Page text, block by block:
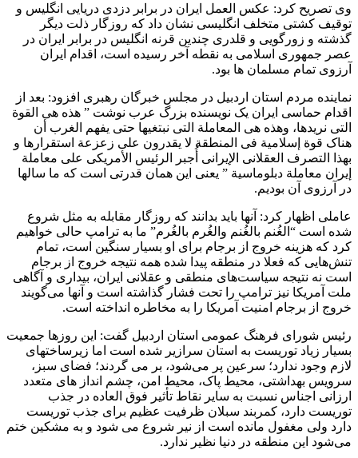
وی تصریح کرد: عکس العمل ایران در برابر دزدی دریایی انگلیس و
توقیف کشتی متخلف انگلیسی نشان داد که روزگار ذلت دیگر
گذشته و زورگویی و قلدری چندین قرنه انگلیس در برابر ایران در
عصر جمهوری اسلامی به نقطه آخر رسیده است، اقدام ایران
آرزوی تمام مسلمان ها بود.
نماینده مردم استان اردبیل در مجلس خبرگان رهبری افزود: بعد از
اقدام حماسی ایران یک نویسنده بزرگ عرب نوشت ” هذه هی القوة
التی نریدها، وهذه هی المعاملة التی نبتغیها حتى یفهم الغرب أن
هناک قوة إسلامیة فی المنطقة لا یقدرون على زعزعة استقرارها و
بهذا التصرف العقلانی الإیرانی أُجبر الرئیس الأمریکی على معاملة
إیران معاملة دبلوماسیة ” یعنی این همان قدرتی است که ما سالها
در آرزوی آن بودیم.
عاملی اظهار کرد: آنها باید بدانند که روزگار مقابله به مثل شروع
شده است “الغُنم بالغُنم والغُرم بالغُرم” ما به ترامپ حالی خواهیم
کرد که هزینه خروج از برجام برای او بسیار سنگین است، تمام
تنش‌هایی که فعلا در منطقه پیدا شده همه نتیجه خروج از برجام
است نه نتیجه سیاست‌های منطقی و عقلانی ایران، بیداری و آگاهی
ملت آمریکا نیز ترامپ را تحت فشار گذاشته است و آنها می‌گویند
خروج از برجام امنیت آمریکا را به مخاطره انداخته است.
رئیس شورای فرهنگ عمومی استان اردبیل گفت: این روزها جمعیت
بسیار زیاد توریست به استان سرازیر شده است اما زیرساختهای
لازم وجود ندارد؛ سرعین پر می‌شود، بر می گردند؛ فضای سبز،
سرویس بهداشتی، محیط پاک، محیط امن، چشم انداز های متعدد
ارزانی اجناس نسبت به سایر نقاط تأثیر فوق العاده در جذب
توریست دارد، کمربند سبلان ظرفیت عظیم برای جذب توریست
دارد ولی مغفول مانده است از نیر شروع می شود و به مشکین ختم
می‌شود این منطقه در دنیا نظیر ندارد.